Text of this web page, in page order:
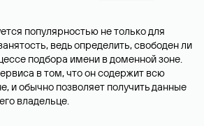
популярностью не только для
ведь определить, свободен ли
подбора имени в доменной зоне.
в том, что он содержит всю
и обычно позволяет получить данные
владельце.